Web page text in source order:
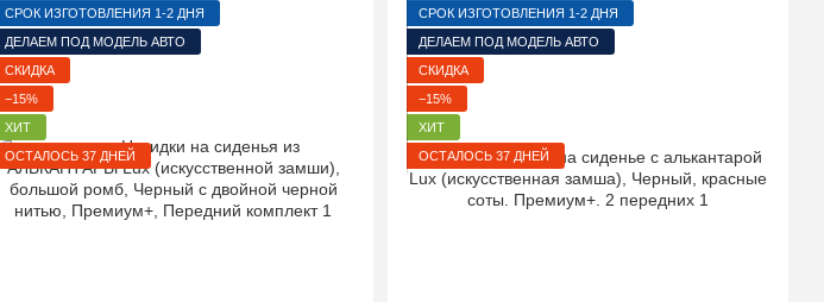
СРОК ИЗГОТОВЛЕНИЯ 1-2 ДНЯ
ДЕЛАЕМ ПОД МОДЕЛЬ АВТО
СКИДКА
−15%
ХИТ
ОСТАЛОСЬ 37 ДНЕЙ
СРОК ИЗГОТОВЛЕНИЯ 1-2 ДНЯ
ДЕЛАЕМ ПОД МОДЕЛЬ АВТО
СКИДКА
−15%
ХИТ
ОСТАЛОСЬ 37 ДНЕЙ